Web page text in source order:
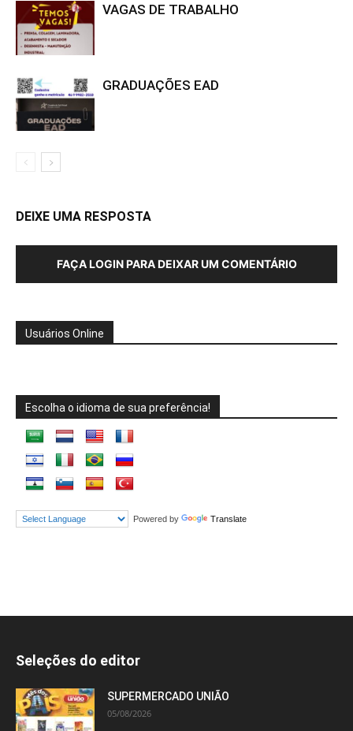
VAGAS DE TRABALHO
GRADUAÇÕES EAD
DEIXE UMA RESPOSTA
FAÇA LOGIN PARA DEIXAR UM COMENTÁRIO
Usuários Online
Escolha o idioma de sua preferência!
Powered by Translate
Seleções do editor
SUPERMERCADO UNIÃO
05/08/2026